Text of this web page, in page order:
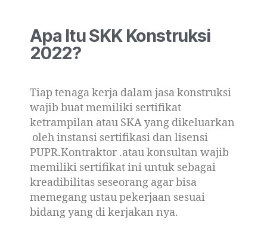
Apa Itu SKK Konstruksi
2022?
Tiap tenaga kerja dalam jasa konstruksi
wajib buat memiliki sertifikat
ketrampilan atau SKA yang dikeluarkan
oleh instansi sertifikasi dan lisensi
PUPR.Kontraktor .atau konsultan wajib
memiliki sertifikat ini untuk sebagai
kreadibilitas seseorang agar bisa
memegang ustau pekerjaan sesuai
bidang yang di kerjakan nya.